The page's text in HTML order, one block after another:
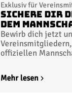
Exklusiv für
Sichere dir
dem
Bewirb dich jetzt
offiziellen
Mehr lesen